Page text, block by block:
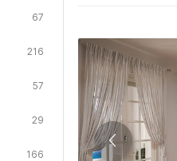
67
216
57
29
166